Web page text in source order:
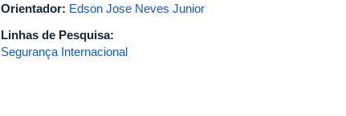
Orientador: Edson Jose Neves Junior
Linhas de Pesquisa:
Segurança Internacional